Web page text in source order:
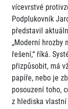
vícevrstvé
Podplukovník
představil
„Moderní hrozby
řešení,“ říká.
přizpůsobit, má
papíře, nebo je
posouzení toho,
z hlediska vlastní